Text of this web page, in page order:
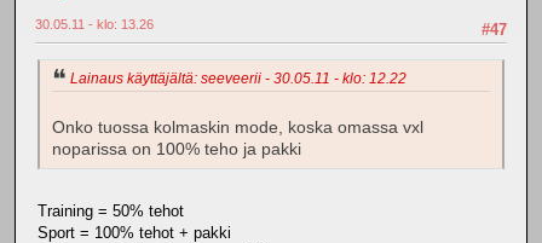
#47
30.05.11 - klo: 13.26
Lainaus käyttäjältä: seeveerii - 30.05.11 - klo: 12.22
Onko tuossa kolmaskin mode, koska omassa vxl
noparissa on 100% teho ja pakki
Training = 50% tehot
Sport = 100% tehot + pakki